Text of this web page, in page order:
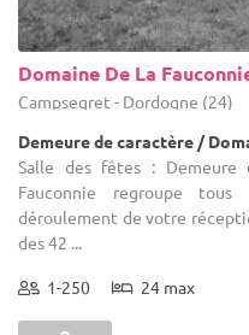
Domaine De La
Campsegret - Dordogne (24)
Demeure de caractère /
Salle des fêtes :
Fauconnie regroupe
déroulement de votre
des 42 ...
1-250 24 max